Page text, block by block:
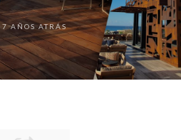
7 AÑOS ATRÁS